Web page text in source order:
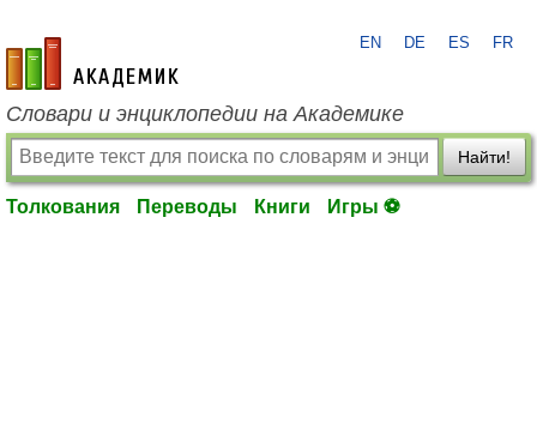
academic.ru
EN DE ES FR
Словари и энциклопедии на Академике
Найти!
Толкования Переводы Книги Игры ⚽